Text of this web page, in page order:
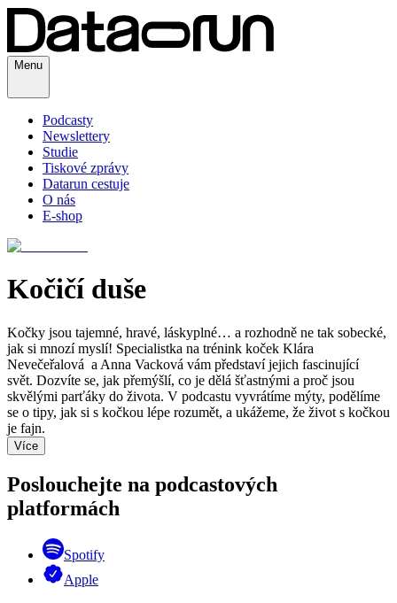
Menu
Podcasty
Newslettery
Studie
Tiskové zprávy
Datarun cestuje
O nás
E-shop
Kočičí duše
Kočky jsou tajemné, hravé, láskyplné… a rozhodně ne tak sobecké,
jak si mnozí myslí! Specialistka na trénink koček Klára
Nevečeřalová a Anna Vacková vám představí jejich fascinující
svět. Dozvíte se, jak přemýšlí, co je dělá šťastnými a proč jsou
skvělými parťáky do života. V podcastu vyvrátíme mýty, podělíme
se o tipy, jak si s kočkou lépe rozumět, a ukážeme, že život s kočkou
je fajn.
Více
Poslouchejte na podcastových
platformách
Spotify
Apple